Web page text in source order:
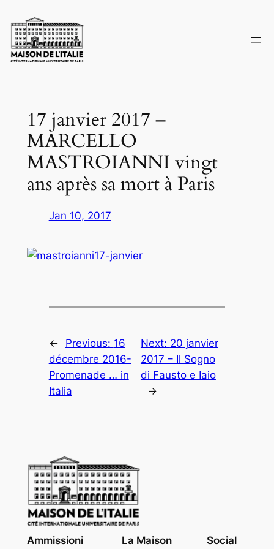
to
content
17 janvier 2017 –
MARCELLO
MASTROIANNI vingt
ans après sa mort à Paris
Jan 10, 2017
← Previous: 16
décembre 2016-
Promenade … in
Italia
Next: 20 janvier
2017 – Il Sogno
di Fausto e Iaio
→
Ammissioni La Maison Social